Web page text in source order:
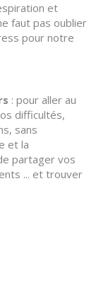
et
faut pas oublier
pour notre
: pour aller au
difficultés,
sans
et la
partager vos
... et trouver